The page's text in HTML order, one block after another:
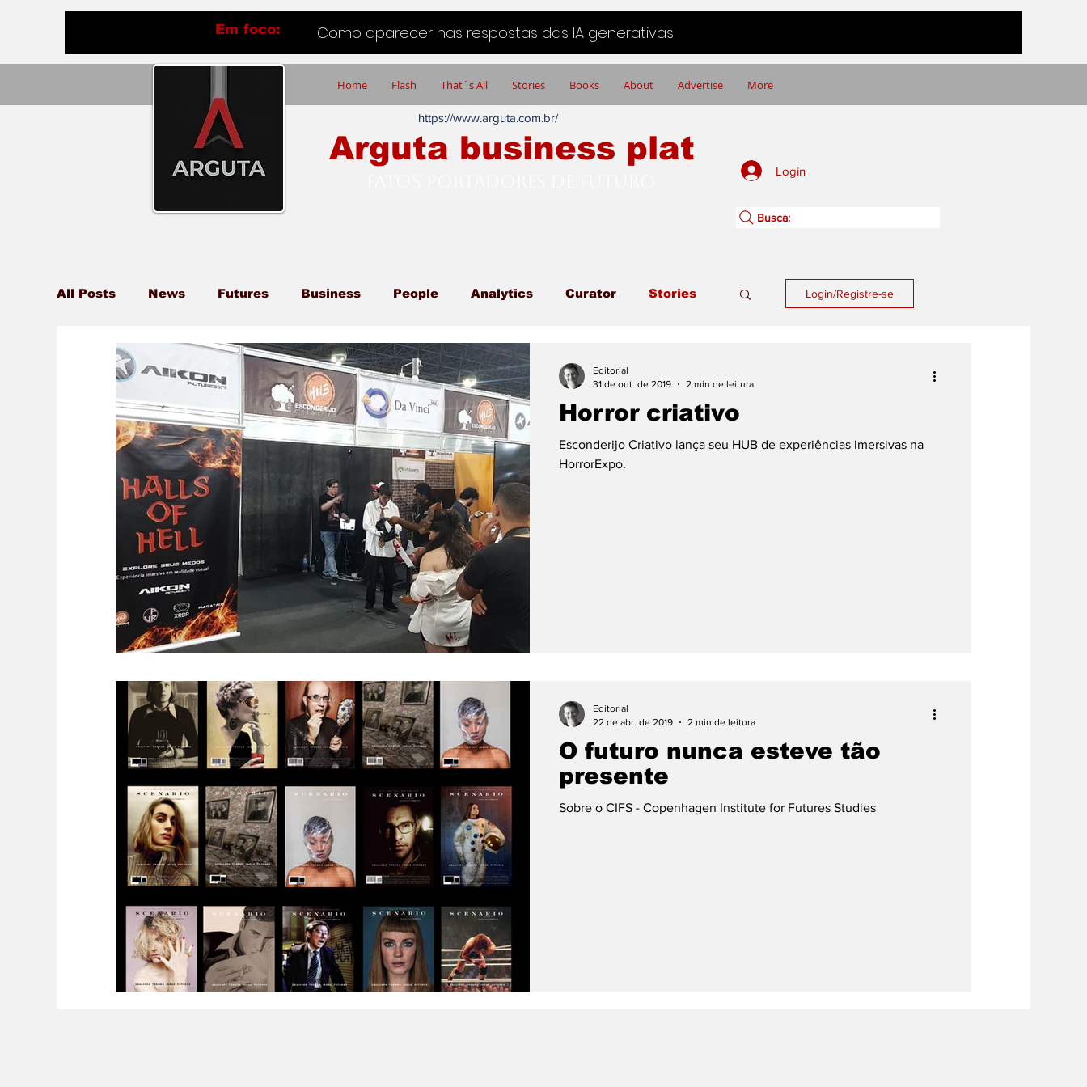
Em foco: Como aparecer nas respostas das IA generativas
Home Flash That´s All Stories Books About Advertise More
Arguta business plat
Login
https://www.arguta.com.br/
Busca:
All Posts News Futures Business People Analytics Curator Stories
Books Flavio Ferrari Tech Things
Login/Registre-se
Horror criativo
Esconderijo Criativo lança seu HUB de experiências imersivas na
HorrorExpo.
Editorial
31 de out. de 2019
2 min de leitura
O futuro nunca esteve tão
presente
Sobre o CIFS - Copenhagen Institute for Futures Studies
Editorial
22 de abr. de 2019
2 min de leitura